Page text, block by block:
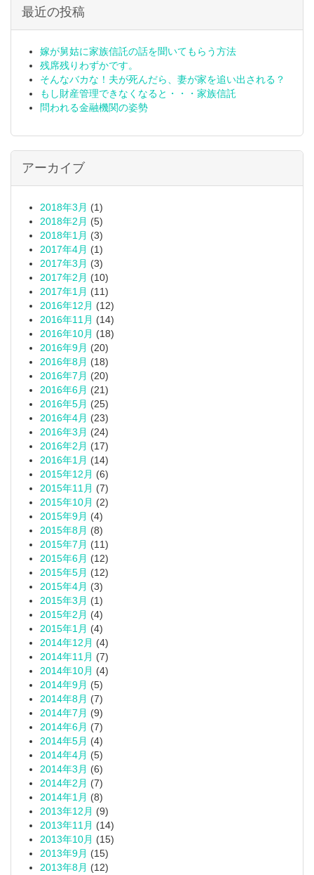
最近の投稿
嫁が舅姑に家族信託の話を聞いてもらう方法
残席残りわずかです。
そんなバカな！夫が死んだら、妻が家を追い出される？
もし財産管理できなくなると・・・家族信託
問われる金融機関の姿勢
アーカイブ
2018年3月 (1)
2018年2月 (5)
2018年1月 (3)
2017年4月 (1)
2017年3月 (3)
2017年2月 (10)
2017年1月 (11)
2016年12月 (12)
2016年11月 (14)
2016年10月 (18)
2016年9月 (20)
2016年8月 (18)
2016年7月 (20)
2016年6月 (21)
2016年5月 (25)
2016年4月 (23)
2016年3月 (24)
2016年2月 (17)
2016年1月 (14)
2015年12月 (6)
2015年11月 (7)
2015年10月 (2)
2015年9月 (4)
2015年8月 (8)
2015年7月 (11)
2015年6月 (12)
2015年5月 (12)
2015年4月 (3)
2015年3月 (1)
2015年2月 (4)
2015年1月 (4)
2014年12月 (4)
2014年11月 (7)
2014年10月 (4)
2014年9月 (5)
2014年8月 (7)
2014年7月 (9)
2014年6月 (7)
2014年5月 (4)
2014年4月 (5)
2014年3月 (6)
2014年2月 (7)
2014年1月 (8)
2013年12月 (9)
2013年11月 (14)
2013年10月 (15)
2013年9月 (15)
2013年8月 (12)